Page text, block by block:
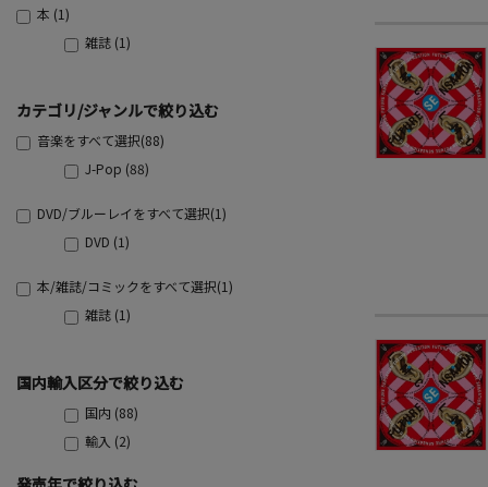
本 (1)
雑誌 (1)
カテゴリ/ジャンルで絞り込む
音楽をすべて選択(88)
J-Pop (88)
DVD/ブルーレイをすべて選択(1)
DVD (1)
本/雑誌/コミックをすべて選択(1)
雑誌 (1)
国内輸入区分で絞り込む
国内 (88)
輸入 (2)